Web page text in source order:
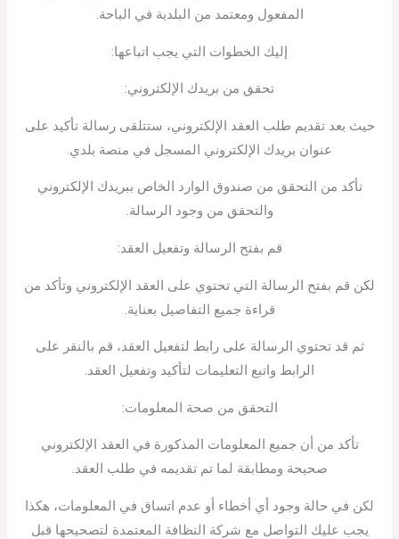
المفعول ومعتمد من البلدية في الباحة.
إليك الخطوات التي يجب اتباعها:
تحقق من بريدك الإلكتروني:
حيث بعد تقديم طلب العقد الإلكتروني، ستتلقى رسالة تأكيد على
عنوان بريدك الإلكتروني المسجل في منصة بلدي.
تأكد من التحقق من صندوق الوارد الخاص ببريدك الإلكتروني
والتحقق من وجود الرسالة.
قم بفتح الرسالة وتفعيل العقد:
لكن قم بفتح الرسالة التي تحتوي على العقد الإلكتروني وتأكد من
قراءة جميع التفاصيل بعناية.
ثم قد تحتوي الرسالة على رابط لتفعيل العقد، قم بالنقر على
الرابط واتبع التعليمات لتأكيد وتفعيل العقد.
التحقق من صحة المعلومات:
تأكد من أن جميع المعلومات المذكورة في العقد الإلكتروني
صحيحة ومطابقة لما تم تقديمه في طلب العقد.
لكن في حالة وجود أي أخطاء أو عدم اتساق في المعلومات، هكذا
يجب عليك التواصل مع شركة النظافة المعتمدة لتصحيحها قبل